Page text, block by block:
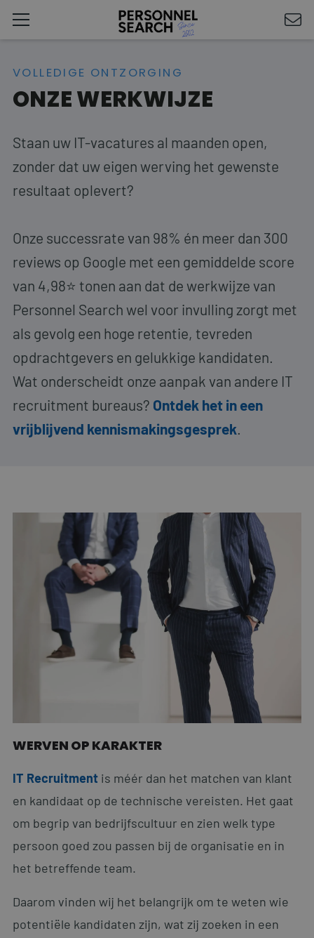
VOLLEDIGE ONTZORGING
ONZE WERKWIJZE
Staan uw IT-vacatures al maanden open,
zonder dat uw eigen werving het gewenste
resultaat oplevert?
Onze successrate van 98% én meer dan 300
reviews op Google met een gemiddelde score
van 4,98⭐ tonen aan dat de werkwijze van
Personnel Search wel voor invulling zorgt met
als gevolg een hoge retentie, tevreden
opdrachtgevers en gelukkige kandidaten.
Wat onderscheidt onze aanpak van andere IT
recruitment bureaus? Ontdek het in een
vrijblijvend kennismakingsgesprek.
WERVEN OP KARAKTER
IT Recruitment is méér dan het matchen van klant
en kandidaat op de technische vereisten. Het gaat
om begrip van bedrijfscultuur en zien welk type
persoon goed zou passen bij de organisatie en in
het betreffende team.
Daarom vinden wij het belangrijk om te weten wie
potentiële kandidaten zijn, wat zij zoeken in een